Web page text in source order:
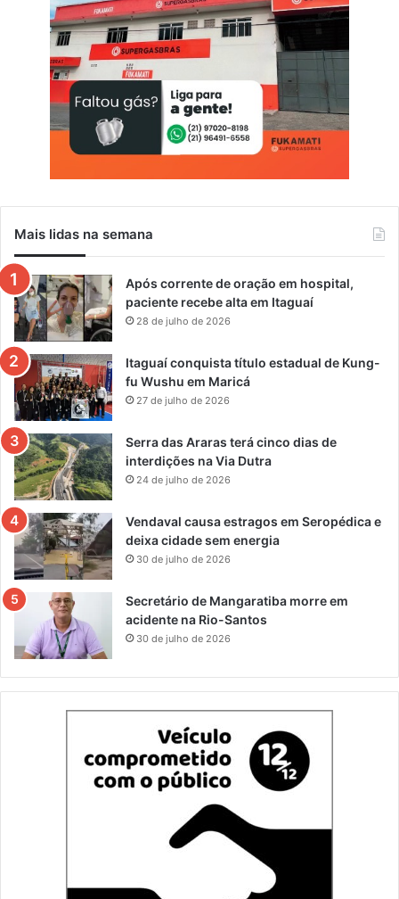
Mais lidas na semana
Após corrente de oração em hospital,
paciente recebe alta em Itaguaí
28 de julho de 2026
Itaguaí conquista título estadual de Kung-
fu Wushu em Maricá
27 de julho de 2026
Serra das Araras terá cinco dias de
interdições na Via Dutra
24 de julho de 2026
Vendaval causa estragos em Seropédica e
deixa cidade sem energia
30 de julho de 2026
Secretário de Mangaratiba morre em
acidente na Rio-Santos
30 de julho de 2026